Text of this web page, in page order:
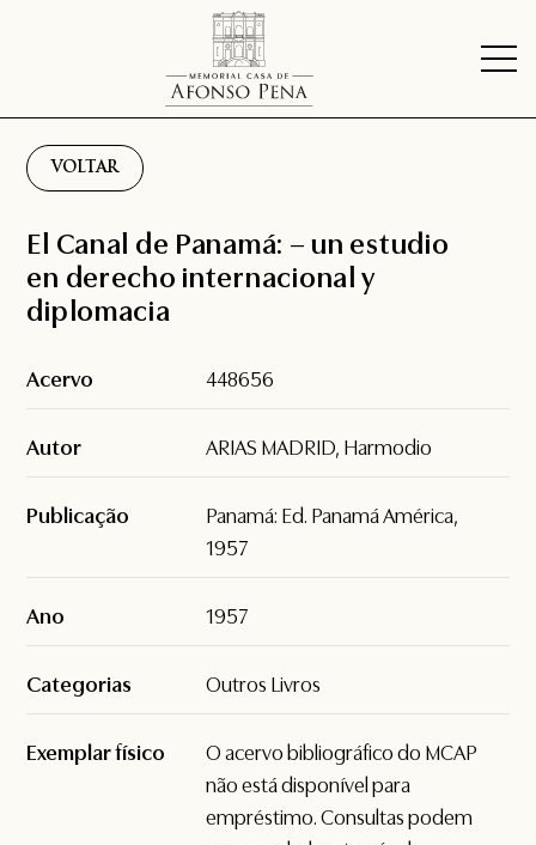
VOLTAR
El Canal de Panamá: – un estudio
en derecho internacional y
diplomacia
Acervo 448656
Autor ARIAS MADRID, Harmodio
Publicação
Panamá: Ed. Panamá América,
1957
Ano 1957
Categorias Outros Livros
Exemplar físico
O acervo bibliográfico do MCAP
não está disponível para
empréstimo. Consultas podem